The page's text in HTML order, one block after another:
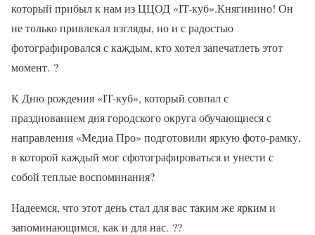
который прибыл к нам из ЦЦОД «IT-куб».Княгинино! Он
не только привлекал взгляды, но и с радостью
фотографировался с каждым, кто хотел запечатлеть этот
момент. ?
К Дню рождения «IT-куб», который совпал с
празднованием дня городского округа обучающиеся с
направления «Медиа Про» подготовили яркую фото-рамку,
в которой каждый мог сфотографироваться и унести с
собой теплые воспоминания?
Надеемся, что этот день стал для вас таким же ярким и
запоминающимся, как и для нас. ??